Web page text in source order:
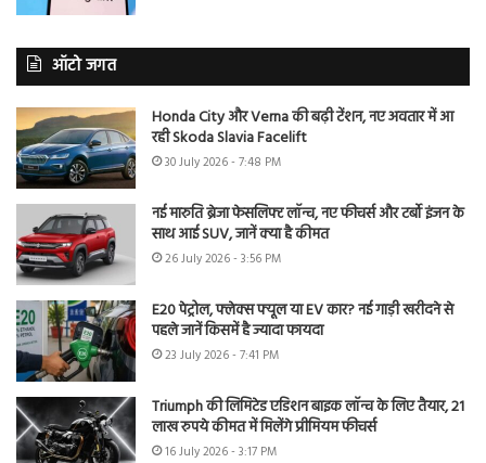
ऑटो जगत
Honda City और Verna की बढ़ी टेंशन, नए अवतार में आ
रही Skoda Slavia Facelift
30 July 2026 - 7:48 PM
नई मारुति ब्रेजा फेसलिफ्ट लॉन्च, नए फीचर्स और टर्बो इंजन के
साथ आई SUV, जानें क्या है कीमत
26 July 2026 - 3:56 PM
E20 पेट्रोल, फ्लेक्स फ्यूल या EV कार? नई गाड़ी खरीदने से
पहले जानें किसमें है ज्यादा फायदा
23 July 2026 - 7:41 PM
Triumph की लिमिटेड एडिशन बाइक लॉन्च के लिए तैयार, 21
लाख रुपये कीमत में मिलेंगे प्रीमियम फीचर्स
16 July 2026 - 3:17 PM